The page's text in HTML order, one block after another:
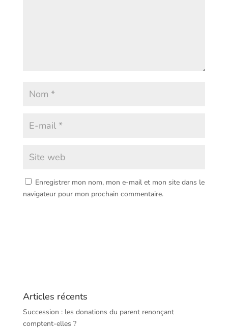
Enregistrer mon nom, mon e-mail et mon site dans le
navigateur pour mon prochain commentaire.
Articles récents
Succession : les donations du parent renonçant
comptent-elles ?